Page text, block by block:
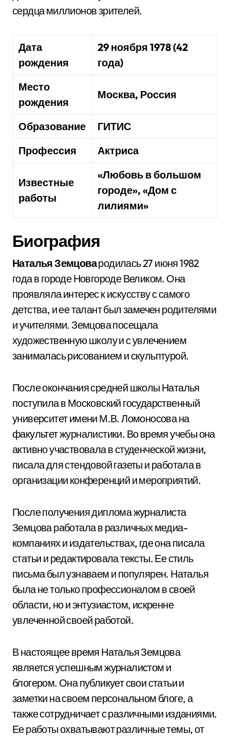
сердца миллионов зрителей.
Дата
рождения
29 ноября 1978 (42
года)
Место
рождения
Москва, Россия
Образование
ГИТИС
Профессия
Актриса
Известные
работы
«Любовь в большом
городе», «Дом с
лилиями»
Биография
Наталья Земцовародилась 27 июня 1982
года в городе Новгороде Великом. Она
проявляла интерес к искусству с самого
детства, и ее талант был замечен родителями
и учителями. Земцова посещала
художественную школу и с увлечением
занималась рисованием и скульптурой.
После окончания средней школы Наталья
поступила в Московский государственный
университет имени М.В. Ломоносова на
факультет журналистики. Во время учебы она
активно участвовала в студенческой жизни,
писала для стендовой газеты и работала в
организации конференций и мероприятий.
После получения диплома журналиста
Земцова работала в различных медиа-
компаниях и издательствах, где она писала
статьи и редактировала тексты. Ее стиль
письма был узнаваем и популярен. Наталья
была не только профессионалом в своей
области, но и энтузиастом, искренне
увлеченной своей работой.
В настоящее время Наталья Земцова
является успешным журналистом и
блогером. Она публикует свои статьи и
заметки на своем персональном блоге, а
также сотрудничает с различными изданиями.
Ее работы охватывают различные темы, от